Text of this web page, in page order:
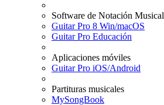
Software de Notación Musical
Guitar Pro 8 Win/macOS
Guitar Pro Educación
Aplicaciones móviles
Guitar Pro iOS/Android
Partituras musicales
MySongBook